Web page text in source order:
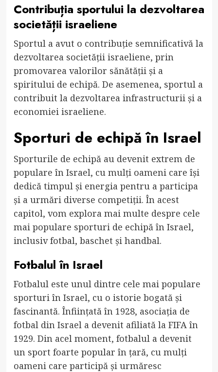
Contribuția sportului la dezvoltarea
societății israeliene
Sportul a avut o contribuție semnificativă la
dezvoltarea societății israeliene, prin
promovarea valorilor sănătății și a
spiritului de echipă. De asemenea, sportul a
contribuit la dezvoltarea infrastructurii și a
economiei israeliene.
Sporturi de echipă în Israel
Sporturile de echipă au devenit extrem de
populare în Israel, cu mulți oameni care își
dedică timpul și energia pentru a participa
și a urmări diverse competiții. În acest
capitol, vom explora mai multe despre cele
mai populare sporturi de echipă în Israel,
inclusiv fotbal, baschet și handbal.
Fotbalul în Israel
Fotbalul este unul dintre cele mai populare
sporturi în Israel, cu o istorie bogată și
fascinantă. Înființată în 1928, asociația de
fotbal din Israel a devenit afiliată la FIFA în
1929. Din acel moment, fotbalul a devenit
un sport foarte popular în țară, cu mulți
oameni care participă și urmăresc